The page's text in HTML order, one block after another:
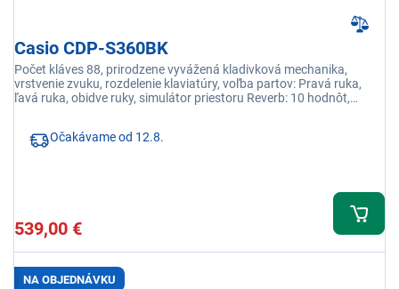
Casio CDP-S360BK
Počet kláves 88, prirodzene vyvážená kladivková mechanika,
vrstvenie zvuku, rozdelenie klaviatúry, voľba partov: Pravá ruka,
ľavá ruka, obidve ruky, simulátor priestoru Reverb: 10 hodnôt,
Očakávame od 12.8.
539,00 €
NA OBJEDNÁVKU